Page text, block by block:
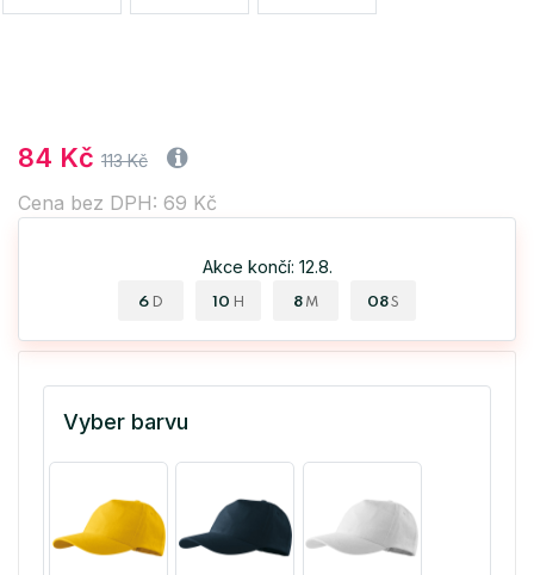
84 Kč 113 Kč
Cena bez DPH: 69 Kč
Akce končí: 12.8.
6 D 10 H 8 M 08S
Vyber barvu